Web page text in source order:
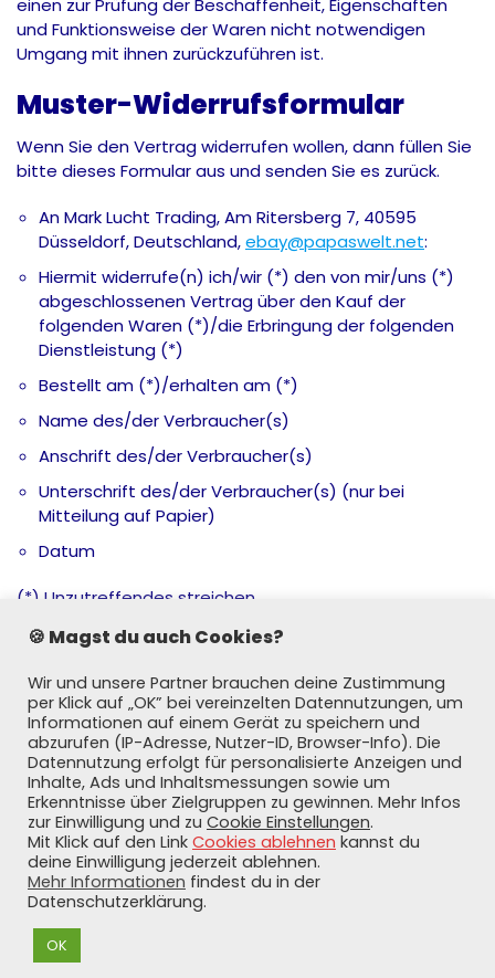
und Funktionsweise der Waren nicht notwendigen
Umgang mit ihnen zurückzuführen ist.
Muster-Widerrufsformular
Wenn Sie den Vertrag widerrufen wollen, dann füllen Sie
bitte dieses Formular aus und senden Sie es zurück.
An Mark Lucht Trading, Am Ritersberg 7, 40595
Düsseldorf, Deutschland,ebay@papaswelt.net:
Hiermit widerrufe(n) ich/wir (*) den von mir/uns (*)
abgeschlossenen Vertrag über den Kauf der
folgenden Waren (*)/die Erbringung der folgenden
Dienstleistung (*)
Bestellt am (*)/erhalten am (*)
Name des/der Verbraucher(s)
Anschrift des/der Verbraucher(s)
Unterschrift des/der Verbraucher(s) (nur bei
Mitteilung auf Papier)
Datum
(*) Unzutreffendes streichen.
Ausnahmen vom
Widerrufsrecht
Ein Widerrufsrecht besteht nicht bei Verträgen zur
Lieferung von Waren, die nicht vorgefertigt sind und für
deren Herstellung eine individuelle Auswahl oder
Bestimmung durch den Verbraucher maßgeblich ist
oder die eindeutig auf die persönlichen Bedürfnisse des
Verbrauchers zugeschnitten sind.
Home Über uns Kontakt
Datenschutzerklärung
🍪 Magst du auch Cookies?
Wir und unsere Partner brauchen deine Zustimmung
per Klick auf „OK” bei vereinzelten Datennutzungen, um
Informationen auf einem Gerät zu speichern und
abzurufen (IP-Adresse, Nutzer-ID, Browser-Info). Die
Datennutzung erfolgt für personalisierte Anzeigen und
Inhalte, Ads und Inhaltsmessungen sowie um
Erkenntnisse über Zielgruppen zu gewinnen. Mehr Infos
zur Einwilligung und zu Cookie Einstellungen.
Mit Klick auf den Link Cookies ablehnen kannst du
deine Einwilligung jederzeit ablehnen.
Mehr Informationen findest du in der
Datenschutzerklärung.
OK